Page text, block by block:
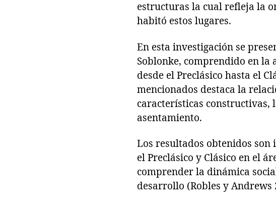
estructuras la cual refleja la
habitó estos lugares.
En esta investigación se
Soblonke, comprendido en la
desde el Preclásico hasta el
mencionados destaca la
características
asentamiento.
Los resultados obtenidos
el Preclásico y Clásico en el
comprender la dinámica
desarrollo (Robles y Andrews